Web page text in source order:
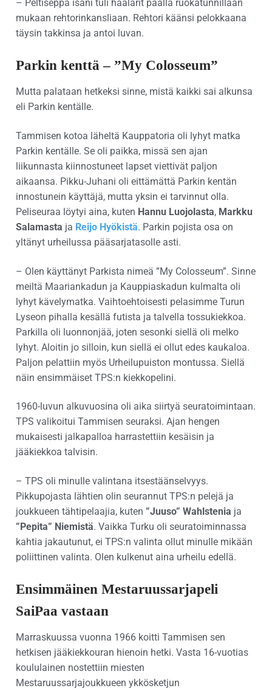
– Peltiseppä isäni tuli haalarit päällä ruokatunnillaan
mukaan rehtorinkansliaan. Rehtori käänsi pelokkaana
täysin takkinsa ja antoi luvan.
Parkin kenttä – ”My Colosseum”
Mutta palataan hetkeksi sinne, mistä kaikki sai alkunsa
eli Parkin kentälle.
Tammisen kotoa läheltä Kauppatoria oli lyhyt matka
Parkin kentälle. Se oli paikka, missä sen ajan
liikunnasta kiinnostuneet lapset viettivät paljon
aikaansa. Pikku-Juhani oli eittämättä Parkin kentän
innostunein käyttäjä, mutta yksin ei tarvinnut olla.
Peliseuraa löytyi aina, kuten Hannu Luojolasta, Markku
Salamasta ja Reijo Hyökistä. Parkin pojista osa on
yltänyt urheilussa pääsarjatasolle asti.
– Olen käyttänyt Parkista nimeä ”My Colosseum”. Sinne
meiltä Maariankadun ja Kauppiaskadun kulmalta oli
lyhyt kävelymatka. Vaihtoehtoisesti pelasimme Turun
Lyseon pihalla kesällä futista ja talvella tossukiekkoa.
Parkilla oli luonnonjää, joten sesonki siellä oli melko
lyhyt. Aloitin jo silloin, kun siellä ei ollut edes kaukaloa.
Paljon pelattiin myös Urheilupuiston montussa. Siellä
näin ensimmäiset TPS:n kiekkopelini.
1960-luvun alkuvuosina oli aika siirtyä seuratoimintaan.
TPS valikoitui Tammisen seuraksi. Ajan hengen
mukaisesti jalkapalloa harrastettiin kesäisin ja
jääkiekkoa talvisin.
– TPS oli minulle valintana itsestäänselvyys.
Pikkupojasta lähtien olin seurannut TPS:n pelejä ja
joukkueen tähtipelaajia, kuten ”Juuso” Wahlstenia ja
”Pepita” Niemistä. Vaikka Turku oli seuratoiminnassa
kahtia jakautunut, ei TPS:n valinta ollut minulle mikään
poliittinen valinta. Olen kulkenut aina urheilu edellä.
Ensimmäinen Mestaruussarjapeli
SaiPaa vastaan
Marraskuussa vuonna 1966 koitti Tammisen sen
hetkisen jääkiekkouran hienoin hetki. Vasta 16-vuotias
koululainen nostettiin miesten
Mestaruussarjajoukkueen ykkösketjun